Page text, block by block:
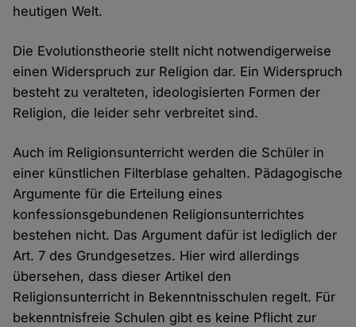
heutigen Welt.
Die Evolutionstheorie stellt nicht notwendigerweise
einen Widerspruch zur Religion dar. Ein Widerspruch
besteht zu veralteten, ideologisierten Formen der
Religion, die leider sehr verbreitet sind.
Auch im Religionsunterricht werden die Schüler in
einer künstlichen Filterblase gehalten. Pädagogische
Argumente für die Erteilung eines
konfessionsgebundenen Religionsunterrichtes
bestehen nicht. Das Argument dafür ist lediglich der
Art. 7 des Grundgesetzes. Hier wird allerdings
übersehen, dass dieser Artikel den
Religionsunterricht in Bekenntnisschulen regelt. Für
bekenntnisfreie Schulen gibt es keine Pflicht zur